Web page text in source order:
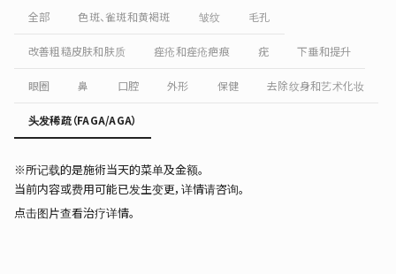
全部 色斑、雀斑和黄褐斑 皱纹 毛孔
改善粗糙皮肤和肤质 痤疮和痤疮疤痕 疣 下垂和提升
眼圈 鼻 口腔 外形 保健 去除纹身和艺术化妆
头发稀疏（FAGA/AGA）
※所记载的是施術当天的菜单及金额。
当前内容或费用可能已发生变更，详情请咨询。
点击图片查看治疗详情。